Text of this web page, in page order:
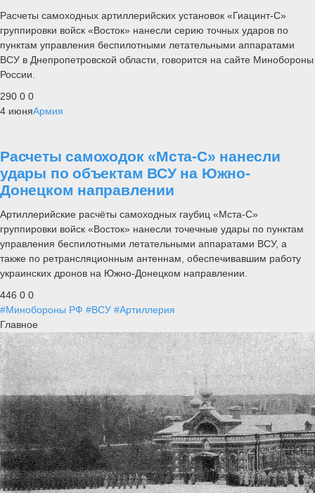
Расчеты самоходных артиллерийских установок «Гиацинт-С»
группировки войск «Восток» нанесли серию точных ударов по
пунктам управления беспилотными летательными аппаратами
ВСУ в Днепропетровской области, говорится на сайте Минобороны
России.
290 0 0
4 июняАрмия
Расчеты самоходок «Мста-С» нанесли
удары по объектам ВСУ на Южно-
Донецком направлении
Артиллерийские расчёты самоходных гаубиц «Мста-С»
группировки войск «Восток» нанесли точечные удары по пунктам
управления беспилотными летательными аппаратами ВСУ, а
также по ретрансляционным антеннам, обеспечивавшим работу
украинских дронов на Южно-Донецком направлении.
446 0 0
#Минобороны РФ #ВСУ #Артиллерия
Главное